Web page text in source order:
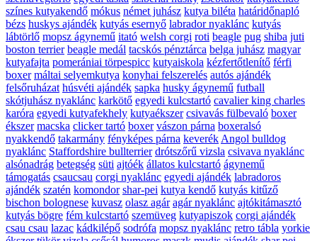
színes kutyakendő mókus német juhász kutya biléta határidőnapló
bézs huskys ajándék kutyás esernyő labrador nyaklánc kutyás
lábtörlő mopsz ágynemű itató welsh corgi roti beagle pug shiba juti
boston terrier beagle medál tacskós pénztárca belga juhász magyar
kutyafajta pomerániai törpespicc kutyaiskola kézfertőtlenítő férfi
boxer máltai selyemkutya konyhai felszerelés autós ajándék
felsőruházat húsvéti ajándék sapka husky ágynemű futball
skótjuhász nyaklánc karkötő egyedi kulcstartó cavalier king charles
karóra egyedi kutyafekhely kutyaékszer csivavás fülbevaló boxer
ékszer macska clicker tartó boxer vászon párna boxeralsó
nyakkendő takarmány fényképes párna keverék Angol bulldog
nyaklánc Staffordshire bullterrier drótszőrű vizsla csivava nyaklánc
alsónadrág betegség süti ajtóék állatos kulcstartó ágynemű
támogatás csaucsau corgi nyaklánc egyedi ajándék labradoros
ajándék szatén komondor shar-pei kutya kendő kutyás kitűző
bischon bolognese kuvasz olasz agár agár nyaklánc ajtókitámasztó
kutyás bögre fém kulcstartó szemüveg kutyapiszok corgi ajándék
csau csau lazac kádkilépő sodrófa mopsz nyaklánc retro tábla yorkie